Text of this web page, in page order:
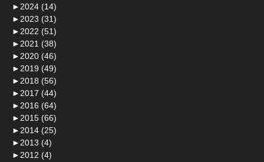
► 2024 (14)
► 2023 (31)
► 2022 (51)
► 2021 (38)
► 2020 (46)
► 2019 (49)
► 2018 (56)
► 2017 (44)
► 2016 (64)
► 2015 (66)
► 2014 (25)
► 2013 (4)
► 2012 (4)